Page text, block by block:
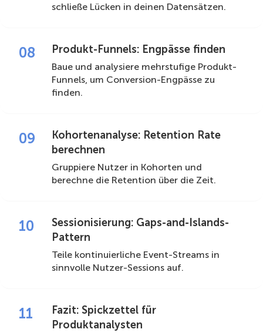
schließe Lücken in deinen Datensätzen.
08 Produkt-Funnels: Engpässe finden
Baue und analysiere mehrstufige Produkt-
Funnels, um Conversion-Engpässe zu
finden.
09
Kohortenanalyse: Retention Rate
berechnen
Gruppiere Nutzer in Kohorten und
berechne die Retention über die Zeit.
10
Sessionisierung: Gaps-and-Islands-
Pattern
Teile kontinuierliche Event-Streams in
sinnvolle Nutzer-Sessions auf.
11
Fazit: Spickzettel für
Produktanalysten